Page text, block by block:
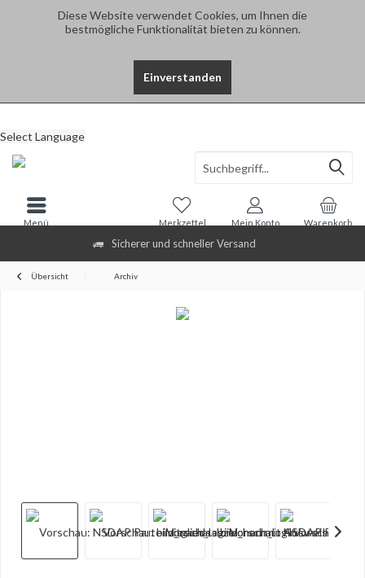
Diese Website verwendet Cookies, um Ihnen die
bestmögliche Funktionalität bieten zu können.
Einverstanden
Sicherer und schneller Versand
Select Language
Warenkorb
Merkzettel Mein Konto
Menü
Übersicht Archiv